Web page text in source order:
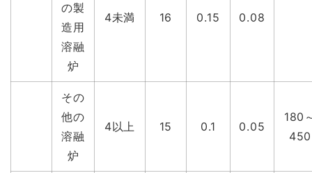
の製
造用
溶融
炉
4未満 16 0.15 0.08
その
他の
溶融
炉
4以上 15 0.1 0.05
180
450